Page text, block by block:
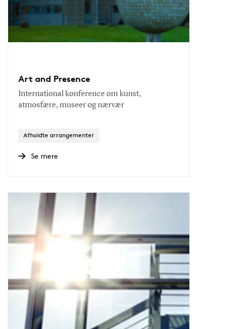
Art and Presence
International konference om kunst,
atmosfære, museer og nærvær
Afholdte arrangementer
Se mere